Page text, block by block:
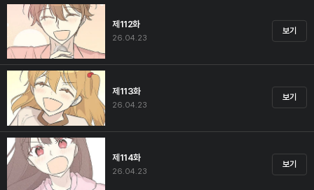
제112화
26.04.23
보기
제113화
26.04.23
보기
제114화
26.04.23
보기